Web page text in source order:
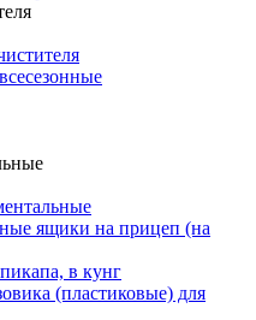
ящики на прицеп (на
в кунг
(пластиковые) для